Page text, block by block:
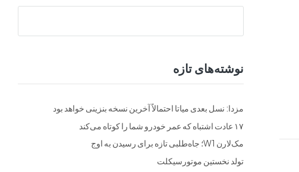
نوشته‌های تازه
مزدا: نسل بعدی میاتا احتمالاً آخرین نسخه بنزینی خواهد بود
۱۷ عادت اشتباه که عمر خودرو شما را کوتاه می‌کند
مک‌لارن W1؛ جاه‌طلبی تازه برای رسیدن به اوج
تولد نخستین موتورسیکلت